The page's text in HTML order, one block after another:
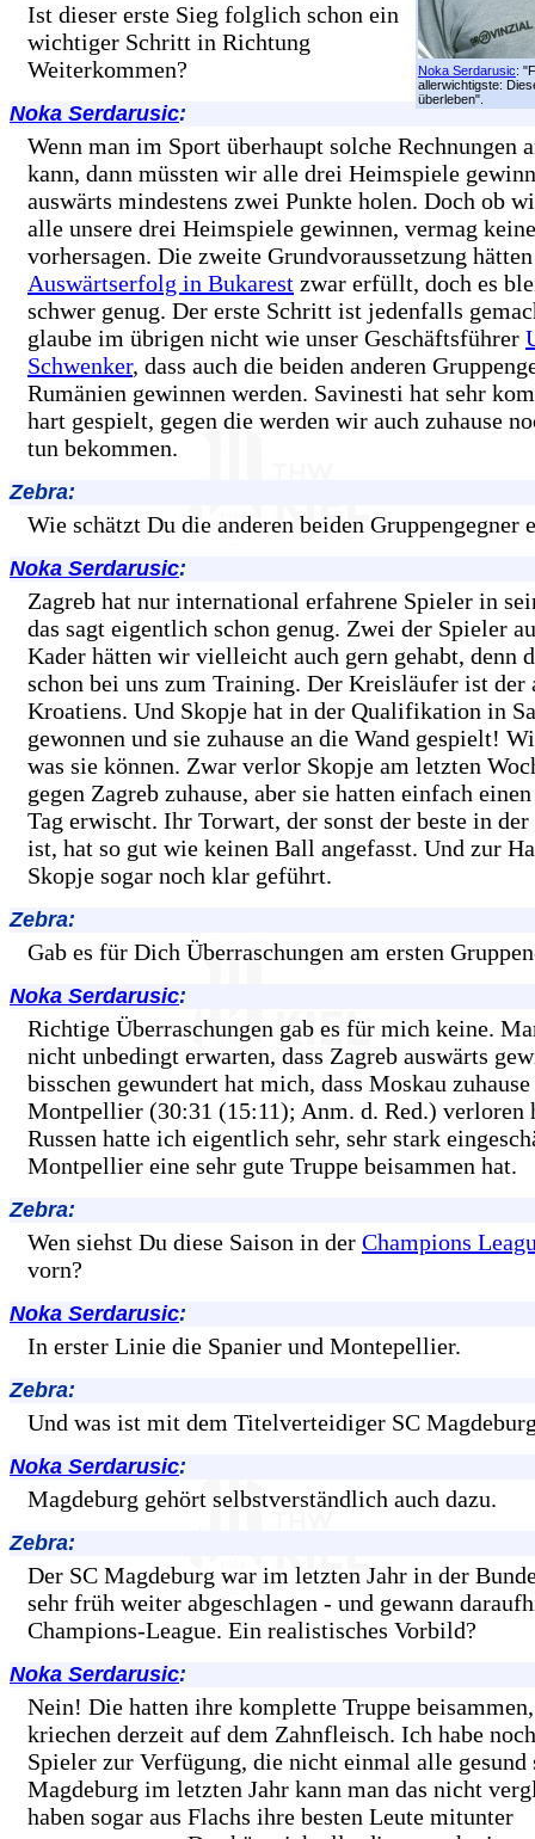
Noka Serdarusic:
allerwichtigste:
überleben".
Ist dieser erste Sieg folglich schon ein
wichtiger Schritt in Richtung
Weiterkommen?
Noka Serdarusic:
Wenn man im Sport überhaupt solche Rechnungen
kann, dann müssten wir alle drei Heimspiele
auswärts mindestens zwei Punkte holen. Doch ob
alle unsere drei Heimspiele gewinnen, vermag
vorhersagen. Die zweite Grundvoraussetzung
Auswärtserfolg in Bukarest zwar erfüllt, doch es
schwer genug. Der erste Schritt ist jedenfalls
glaube im übrigen nicht wie unser Geschäftsführer
Schwenker, dass auch die beiden anderen
Rumänien gewinnen werden. Savinesti hat sehr
hart gespielt, gegen die werden wir auch zuhause
tun bekommen.
Zebra:
Wie schätzt Du die anderen beiden Gruppengegner
Noka Serdarusic:
Zagreb hat nur international erfahrene Spieler in
das sagt eigentlich schon genug. Zwei der Spieler
Kader hätten wir vielleicht auch gern gehabt, denn
schon bei uns zum Training. Der Kreisläufer ist der
Kroatiens. Und Skopje hat in der Qualifikation in
gewonnen und sie zuhause an die Wand gespielt!
was sie können. Zwar verlor Skopje am letzten
gegen Zagreb zuhause, aber sie hatten einfach
Tag erwischt. Ihr Torwart, der sonst der beste in
ist, hat so gut wie keinen Ball angefasst. Und zur
Skopje sogar noch klar geführt.
Zebra:
Gab es für Dich Überraschungen am ersten
Noka Serdarusic:
Richtige Überraschungen gab es für mich keine.
nicht unbedingt erwarten, dass Zagreb auswärts
bisschen gewundert hat mich, dass Moskau zuhause
Montpellier (30:31 (15:11); Anm. d. Red.) verloren
Russen hatte ich eigentlich sehr, sehr stark
Montpellier eine sehr gute Truppe beisammen hat.
Zebra:
Wen siehst Du diese Saison in der Champions
vorn?
Noka Serdarusic:
In erster Linie die Spanier und Montepellier.
Zebra:
Und was ist mit dem Titelverteidiger SC
Noka Serdarusic:
Magdeburg gehört selbstverständlich auch dazu.
Zebra:
Der SC Magdeburg war im letzten Jahr in der
sehr früh weiter abgeschlagen - und gewann
Champions-League. Ein realistisches Vorbild?
Noka Serdarusic:
Nein! Die hatten ihre komplette Truppe
kriechen derzeit auf dem Zahnfleisch. Ich habe
Spieler zur Verfügung, die nicht einmal alle
Magdeburg im letzten Jahr kann man das nicht
haben sogar aus Flachs ihre besten Leute mitunter